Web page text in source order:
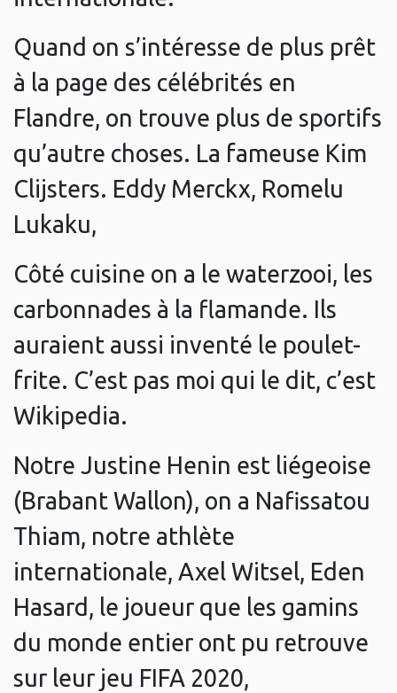
Quand on s’intéresse de plus prêt
à la page des célébrités en
Flandre, on trouve plus de sportifs
qu’autre choses. La fameuse Kim
Clijsters. Eddy Merckx, Romelu
Lukaku,
Côté cuisine on a le waterzooi, les
carbonnades à la flamande. Ils
auraient aussi inventé le poulet-
frite. C’est pas moi qui le dit, c’est
Wikipedia.
Notre Justine Henin est liégeoise
(Brabant Wallon), on a Nafissatou
Thiam, notre athlète
internationale, Axel Witsel, Eden
Hasard, le joueur que les gamins
du monde entier ont pu retrouve
sur leur jeu FIFA 2020,